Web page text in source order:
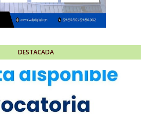
DESTACADA